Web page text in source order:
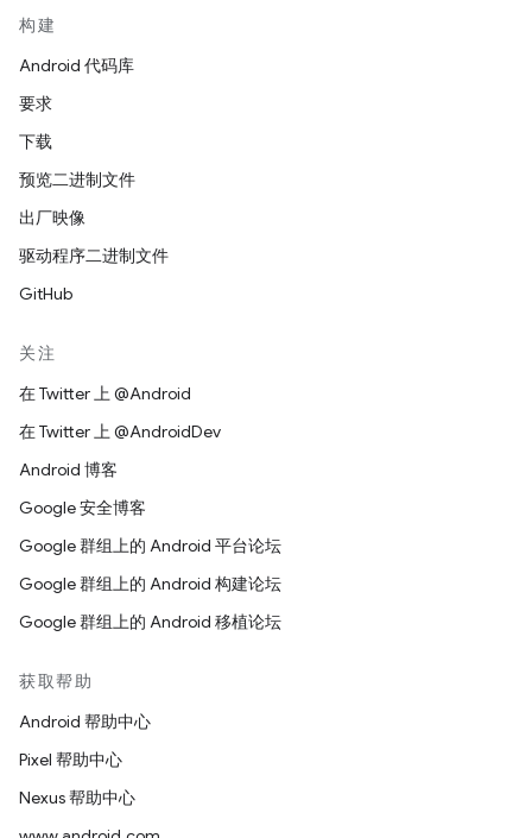
构建
Android 代码库
要求
下载
预览二进制文件
出厂映像
驱动程序二进制文件
GitHub
关注
在 Twitter 上 @Android
在 Twitter 上 @AndroidDev
Android 博客
Google 安全博客
Google 群组上的 Android 平台论坛
Google 群组上的 Android 构建论坛
Google 群组上的 Android 移植论坛
获取帮助
Android 帮助中心
Pixel 帮助中心
Nexus 帮助中心